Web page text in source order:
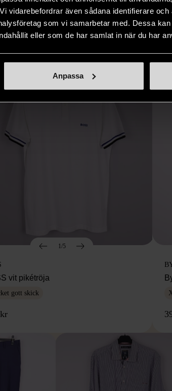
vidarebefordrar även sådana identifierare och
som vi samarbetar med. Dessa
eller som de har samlat in när du har
Anpassa
produkter som påminner om denna
1/5
vit pikétröja
gott skick